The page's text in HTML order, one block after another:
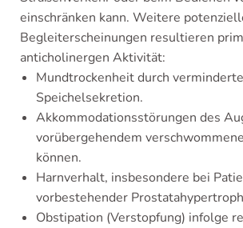
einschränken kann. Weitere
Begleiterscheinungen resultieren
anticholinergen Aktivität:
Mundtrockenheit durch verminderte
Speichelsekretion.
Akkommodationsstörungen des
vorübergehendem
können.
Harnverhalt, insbesondere bei
vorbestehender
Obstipation (Verstopfung) infolge